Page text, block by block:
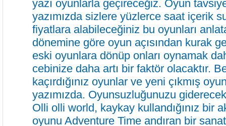
yazı oyunlarla geçireceğiz. Oyun
yazımızda sizlere yüzlerce saat içerik
fiyatlara alabileceğiniz bu oyunları
dönemine göre oyun açısından kurak
eski oyunlara dönüp onları oynamak
cebinize daha artı bir faktör olacaktır.
kaçırdığınız oyunlar ve yeni çıkmış
yazımızda. Oyunsuzluğunuzu
Olli olli world, kaykay kullandığınız bir
oyunu Adventure Time andıran bir